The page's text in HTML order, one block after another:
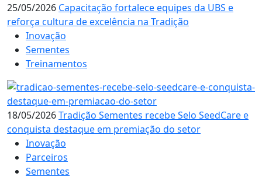
25/05/2026 Capacitação fortalece equipes da UBS e
reforça cultura de excelência na Tradição
Inovação
Sementes
Treinamentos
18/05/2026Tradição Sementes recebe Selo SeedCare e
conquista destaque em premiação do setor
Inovação
Parceiros
Sementes